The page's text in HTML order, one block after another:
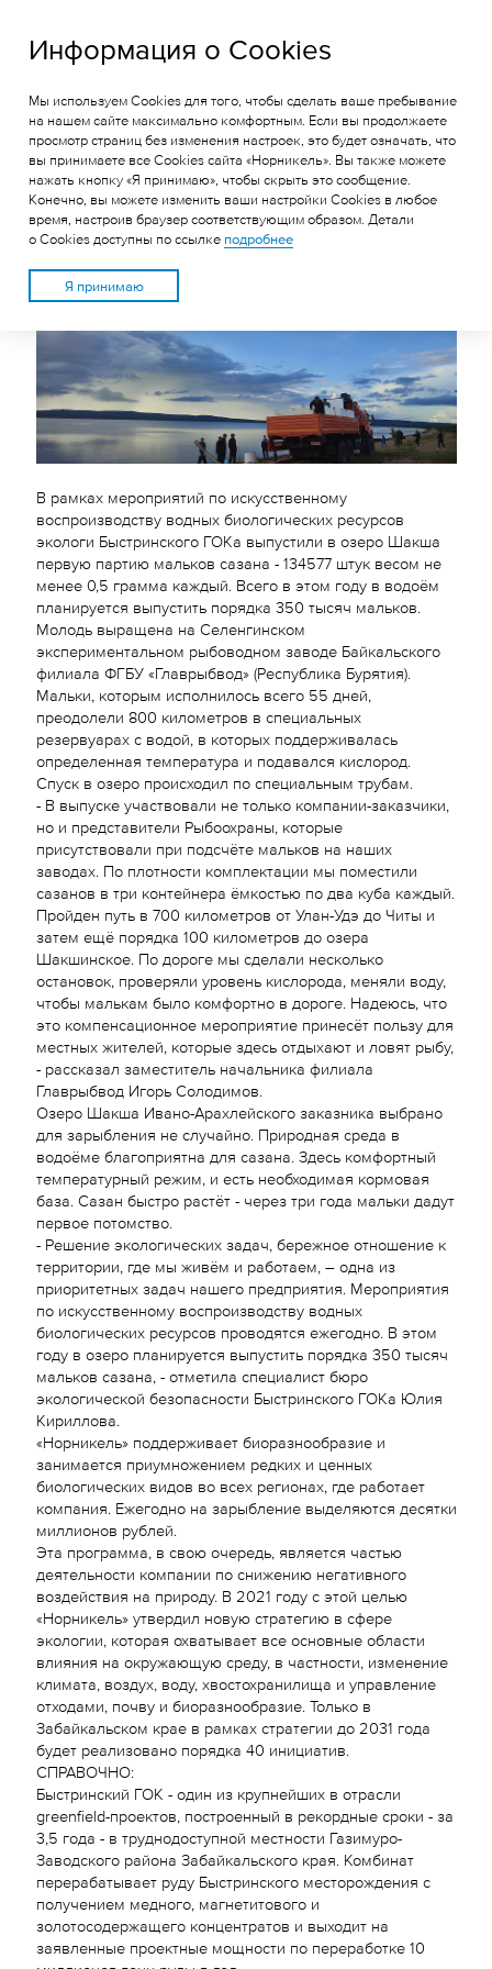
ЭКОЛОГИ БЫСТРИНСКОГО
ГОКА ВЫПУСТИЛИ В
ШАКШУ ПОЧТИ 135 ТЫСЯЧ
МАЛЬКОВ САЗАНА
В рамках мероприятий по искусственному
воспроизводству водных биологических ресурсов
экологи Быстринского ГОКа выпустили в озеро Шакша
первую партию мальков сазана - 134577 штук весом не
менее 0,5 грамма каждый. Всего в этом году в водоём
планируется выпустить порядка 350 тысяч мальков.
Молодь выращена на Селенгинском
экспериментальном рыбоводном заводе Байкальского
филиала ФГБУ «Главрыбвод» (Республика Бурятия).
Мальки, которым исполнилось всего 55 дней,
преодолели 800 километров в специальных
резервуарах с водой, в которых поддерживалась
определенная температура и подавался кислород.
Спуск в озеро происходил по специальным трубам.
- В выпуске участвовали не только компании-заказчики,
но и представители Рыбоохраны, которые
присутствовали при подсчёте мальков на наших
заводах. По плотности комплектации мы поместили
сазанов в три контейнера ёмкостью по два куба каждый.
Пройден путь в 700 километров от Улан-Удэ до Читы и
затем ещё порядка 100 километров до озера
Шакшинское. По дороге мы сделали несколько
остановок, проверяли уровень кислорода, меняли воду,
чтобы малькам было комфортно в дороге. Надеюсь, что
это компенсационное мероприятие принесёт пользу для
местных жителей, которые здесь отдыхают и ловят рыбу,
- рассказал заместитель начальника филиала
Главрыбвод Игорь Солодимов.
Озеро Шакша Ивано-Арахлейского заказника выбрано
для зарыбления не случайно. Природная среда в
водоёме благоприятна для сазана. Здесь комфортный
температурный режим, и есть необходимая кормовая
база. Сазан быстро растёт - через три года мальки дадут
первое потомство.
- Решение экологических задач, бережное отношение к
территории, где мы живём и работаем, – одна из
приоритетных задач нашего предприятия. Мероприятия
по искусственному воспроизводству водных
биологических ресурсов проводятся ежегодно. В этом
году в озеро планируется выпустить порядка 350 тысяч
мальков сазана, - отметила специалист бюро
экологической безопасности Быстринского ГОКа Юлия
Кириллова.
«Норникель» поддерживает биоразнообразие и
занимается приумножением редких и ценных
биологических видов во всех регионах, где работает
компания. Ежегодно на зарыбление выделяются десятки
миллионов рублей.
Эта программа, в свою очередь, является частью
деятельности компании по снижению негативного
воздействия на природу. В 2021 году с этой целью
«Норникель» утвердил новую стратегию в сфере
экологии, которая охватывает все основные области
влияния на окружающую среду, в частности, изменение
климата, воздух, воду, хвостохранилища и управление
отходами, почву и биоразнообразие. Только в
Забайкальском крае в рамках стратегии до 2031 года
будет реализовано порядка 40 инициатив.
СПРАВОЧНО:
Быстринский ГОК - один из крупнейших в отрасли
greenfield-проектов, построенный в рекордные сроки - за
3,5 года - в труднодоступной местности Газимуро-
Заводского района Забайкальского края. Комбинат
перерабатывает руду Быстринского месторождения с
получением медного, магнетитового и
золотосодержащего концентратов и выходит на
заявленные проектные мощности по переработке 10
Информация о Cookies
Мы используем Cookies для того, чтобы сделать ваше пребывание
на нашем сайте максимально комфортным. Если вы продолжаете
просмотр страниц без изменения настроек, это будет означать, что
вы принимаете все Cookies сайта «Норникель». Вы также можете
нажать кнопку «Я принимаю», чтобы скрыть это сообщение.
Конечно, вы можете изменить ваши настройки Cookies в любое
время, настроив браузер соответствующим образом. Детали
о Cookies доступны по ссылке подробнее
Я принимаю